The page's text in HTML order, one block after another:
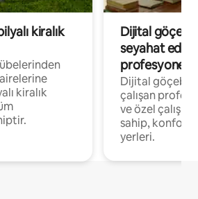
kiralık
kiralık
Dijital
seyahat eden
Dijital
çalışan
ve özel
sahip,
yerleri.